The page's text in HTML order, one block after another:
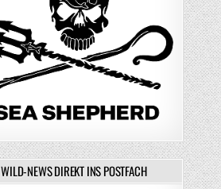
WILD-NEWS DIREKT INS POSTFACH